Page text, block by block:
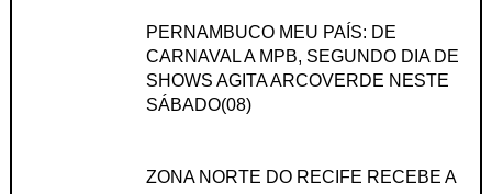
PERNAMBUCO MEU PAÍS: DE
CARNAVAL A MPB, SEGUNDO DIA DE
SHOWS AGITA ARCOVERDE NESTE
SÁBADO(08)
ZONA NORTE DO RECIFE RECEBE A